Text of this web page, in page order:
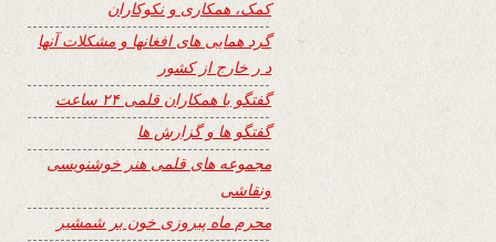
کمک، همکاری و نکوکاران
گرد همایی های افغانها و مشکلات آنها
د ر خارج از کشور
گفتگو با همکاران قلمی ۲۴ ساعت
گفتگو ها و گزارش ها
مجموعه های قلمی هنر خوشنویسی
ونقاشی
محرم ماه پیروزی خون بر شمشیر